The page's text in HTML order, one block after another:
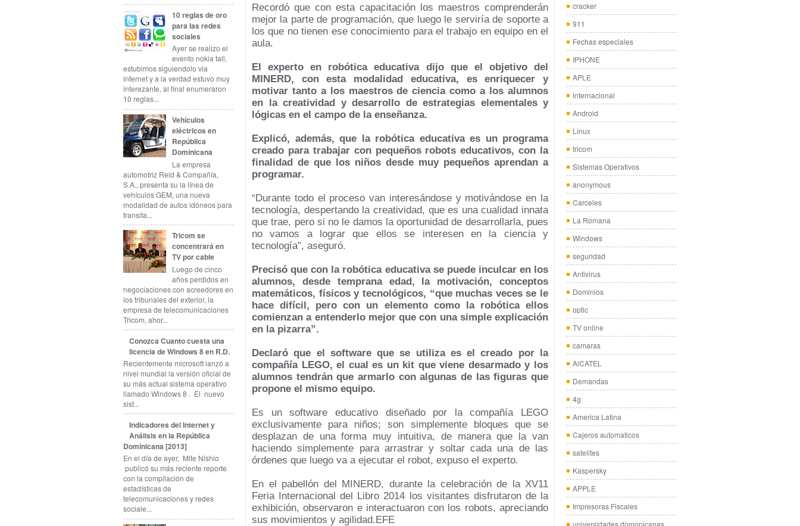
10 reglas de oro
para las redes
sociales
Ayer se realizo el
evento nokia tall,
estubimos siguiendolo via
internet y a la verdad estuvo muy
interezante, al final enumeraron
10 reglas...
Vehículos
eléctricos en
República
Dominicana
La empresa
automotriz Reid & Compañía,
S.A., presenta su la línea de
vehículos GEM, una nueva
modalidad de autos idóneos para
transita...
Tricom se
concentrará en
TV por cable
Luego de cinco
años perdidos en
negociaciones con acreedores en
los tribunales del exterior, la
empresa de telecomunicaciones
Tricom, ahor...
Conozca Cuanto cuesta una
licencia de Windows 8 en R.D.
Recientemente microsoft lanzó a
nivel mundial la versión oficial de
su más actual sistema operativo
llamado Windows 8 . El nuevo
sist...
Indicadores del Internet y
Análisis en la República
Dominicana [2013]
En el día de ayer, Mite Nishio
publicó su más reciente reporte
con la compilación de
estadísticas de
telecomunicaciones y redes
sociale...
Recordó que con esta capacitación los maestros comprenderán
mejor la parte de programación, que luego le serviría de soporte a
los que no tienen ese conocimiento para el trabajo en equipo en el
aula.
El experto en robótica educativa dijo que el objetivo del
MINERD, con esta modalidad educativa, es enriquecer y
motivar tanto a los maestros de ciencia como a los alumnos
en la creatividad y desarrollo de estrategias elementales y
lógicas en el campo de la enseñanza.
Explicó, además, que la robótica educativa es un programa
creado para trabajar con pequeños robots educativos, con la
finalidad de que los niños desde muy pequeños aprendan a
programar.
“Durante todo el proceso van interesándose y motivándose en la
tecnología, despertando la creatividad, que es una cualidad innata
que trae, pero si no le damos la oportunidad de desarrollarla, pues
no vamos a lograr que ellos se interesen en la ciencia y
tecnología”, aseguró.
Precisó que con la robótica educativa se puede inculcar en los
alumnos, desde temprana edad, la motivación, conceptos
matemáticos, físicos y tecnológicos, “que muchas veces se le
hace difícil, pero con un elemento como la robótica ellos
comienzan a entenderlo mejor que con una simple explicación
en la pizarra”.
Declaró que el software que se utiliza es el creado por la
compañía LEGO, el cual es un kit que viene desarmado y los
alumnos tendrán que armarlo con algunas de las figuras que
propone el mismo equipo.
Es un software educativo diseñado por la compañía LEGO
exclusivamente para niños; son simplemente bloques que se
desplazan de una forma muy intuitiva, de manera que la van
haciendo simplemente para arrastrar y soltar cada una de las
órdenes que luego va a ejecutar el robot, expuso el experto.
En el pabellón del MINERD, durante la celebración de la XV11
Feria Internacional del Libro 2014 los visitantes disfrutaron de la
exhibición, observaron e interactuaron con los robots, apreciando
sus movimientos y agilidad.EFE
cracker
911
Fechas especiales
IPHONE
APLE
internacional
Android
Linux
tricom
Sistemas Operativos
anonymous
Carceles
La Romana
Windows
seguridad
Antivirus
Dominios
optic
TV online
camaras
AlCATEL
Demandas
4g
America Latina
Cajeros automaticos
satelites
Kaspersky
APPLE
Impresoras Fiscales
universidades domonicanas